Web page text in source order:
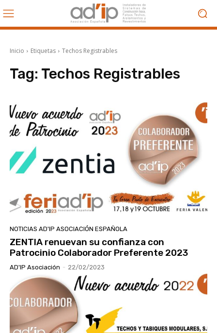
Inicio Etiquetas Techos Registrables
Tag: Techos Registrables
NOTICIAS AD'IP ASOCIACIÓN ESPAÑOLA
ZENTIA renuevan su confianza con
Patrocinio Colaborador Preferente 2023
AD'IP Asociación - 22/02/2023